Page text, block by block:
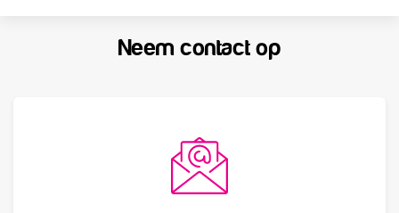
Neem contact op